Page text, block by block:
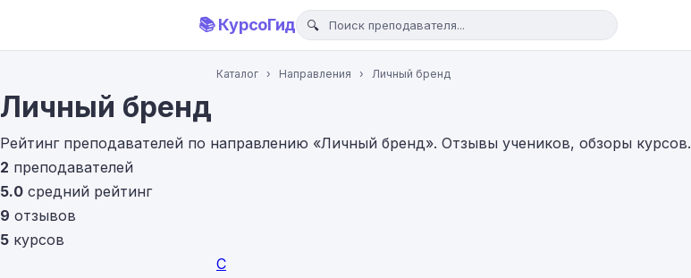
📚 КурсоГид
Каталог › Направления › Личный бренд
Личный бренд
Рейтинг преподавателей по направлению «Личный бренд». Отзывы учеников, обзоры курсов.
2 преподавателей
5.0 средний рейтинг
9 отзывов
5 курсов
С